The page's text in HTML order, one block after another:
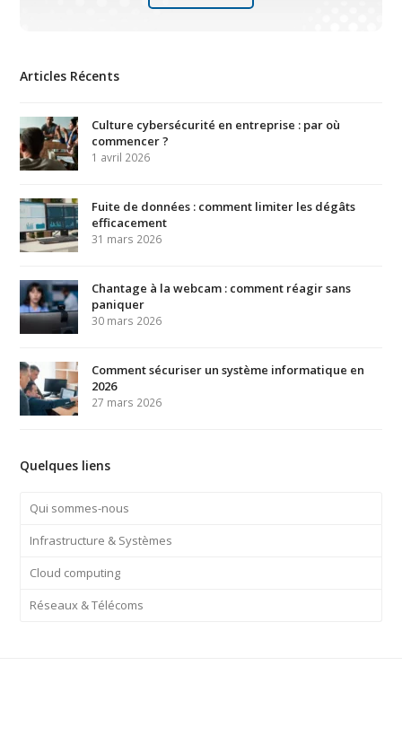
Articles Récents
Culture cybersécurité en entreprise : par où
commencer ?
1 avril 2026
Fuite de données : comment limiter les dégâts
efficacement
31 mars 2026
Chantage à la webcam : comment réagir sans
paniquer
30 mars 2026
Comment sécuriser un système informatique en
2026
27 mars 2026
Quelques liens
Qui sommes-nous
Infrastructure & Systèmes
Cloud computing
Réseaux & Télécoms